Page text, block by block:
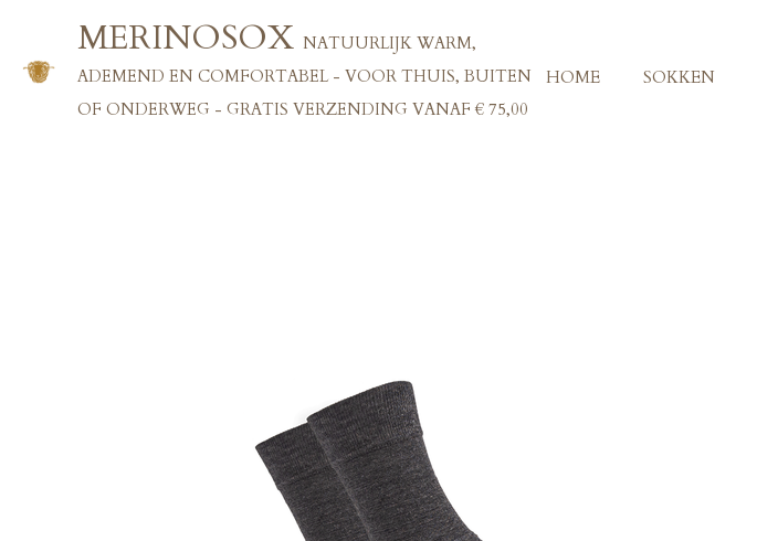
naar
hoofdinhoud
MERINOSOX NATUURLIJK WARM,
ADEMEND EN COMFORTABEL - VOOR THUIS, BUITEN
OF ONDERWEG - GRATIS VERZENDING VANAF € 75,00
HOME SOKKEN